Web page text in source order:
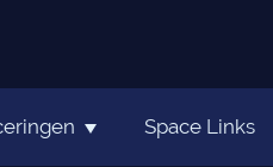
Space Links